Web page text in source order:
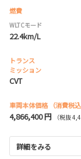
燃費
WLTCモード
22.4km/L
トランス
ミッション
CVT
車両本体価格 （消費税込
4,866,400 円 （税抜
詳細をみる